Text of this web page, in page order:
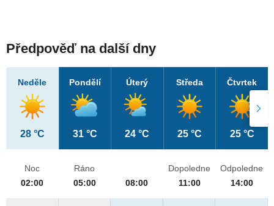
Předpověď na další dny
Neděle
28 °C
Pondělí
31 °C
Úterý
24 °C
Středa
25 °C
Čtvrtek
25 °C
Noc
02:00
Ráno
05:00
08:00
Dopoledne
11:00
Odpoledne
14:00